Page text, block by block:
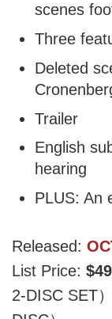
scenes
Three
Deleted
Trailer
English
hearing
PLUS: An
Released:
List Price:
2-DISC SET）